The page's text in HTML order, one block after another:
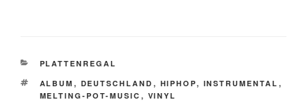
KATEGORIEN
PLATTENREGAL
SCHLAGWÖRTER
ALBUM , DEUTSCHLAND , HIPHOP, INSTRUMENTAL ,
MELTING-POT-MUSIC , VINYL